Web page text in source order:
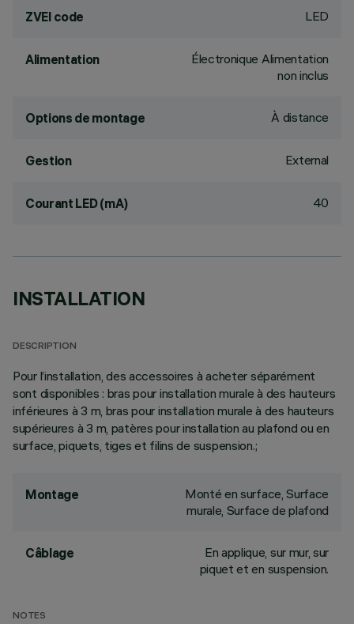
ZVEI code LED
Alimentation
Électronique Alimentation
non inclus
Options de montage À distance
Gestion External
Courant LED (mA) 40
INSTALLATION
DESCRIPTION
Pour l’installation, des accessoires à acheter séparément
sont disponibles : bras pour installation murale à des hauteurs
inférieures à 3 m, bras pour installation murale à des hauteurs
supérieures à 3 m, patères pour installation au plafond ou en
surface, piquets, tiges et filins de suspension.;
Montage
Monté en surface, Surface
murale, Surface de plafond
Câblage
En applique, sur mur, sur
piquet et en suspension.
NOTES